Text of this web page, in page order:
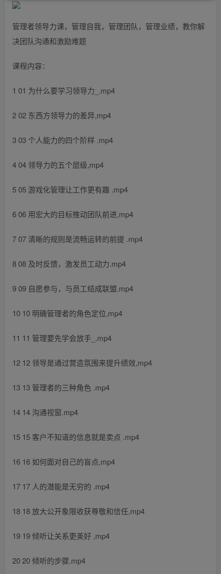
管理者领导力课，管理自我，管理团队，管理业绩，教你解
决团队沟通和激励难题
课程内容：
1 01 为什么要学习领导力_.mp4
2 02 东西方领导力的差异,mp4
3 03 个人能力的四个阶样 .mp4
4 04 领导力的五个层级,mp4
5 05 游戏化管理让工作更有趣 .mp4
6 06 用宏大的目标推动团队前进,mp4
7 07 清晰的规则是流畅运转的前提 .mp4
8 08 及时反馈，激发员工动力.mp4
9 09 自愿参与，与员工结成联盟.mp4
10 10 明确管理者的角色定位,mp4
11 11 管理要先学会放手_.mp4
12 12 领导是通过营造氛围来提升绩效,mp4
13 13 管理者的三种角色 .mp4
14 14 沟通视窗.mp4
15 15 客户不知道的信息就是卖点 .mp4
16 16 如何面对自己的盲点,mp4
17 17 人的潜能是无穷的 .mp4
18 18 放大公开象限收获尊敬和信任,mp4
19 19 倾听让关系更美好 ,mp4
20 20 倾听的步骤.mp4